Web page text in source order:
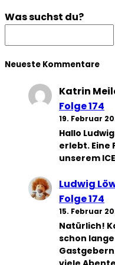
Was suchst du?
Neueste Kommentare
Katrin
Folge 174
19. Februar
Hallo
erlebt. Eine
unserem
Ludwig
Folge 174
15. Februar
Natürlich!
schon